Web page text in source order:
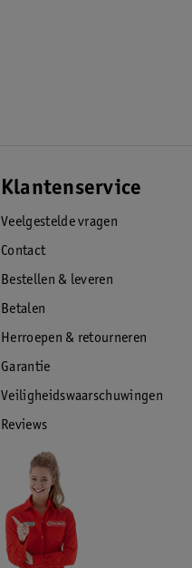
Klantenservice
Veelgestelde vragen
Contact
Bestellen & leveren
Betalen
Herroepen & retourneren
Garantie
Veiligheidswaarschuwingen
Reviews